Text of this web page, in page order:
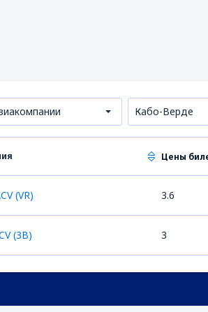
Кабо-Верде
Цены
(VR) 3.6
(3B) 3